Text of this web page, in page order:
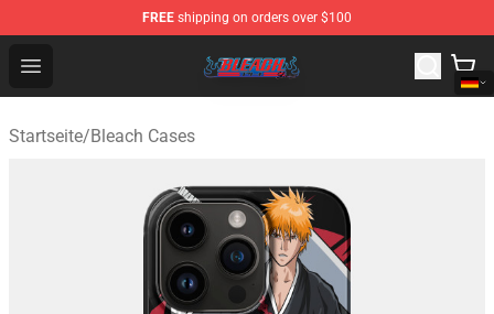
FREE shipping on orders over $100
Open menu
Bleach Store - Official Bleach Merchandise Shop
Startseite/Bleach Cases